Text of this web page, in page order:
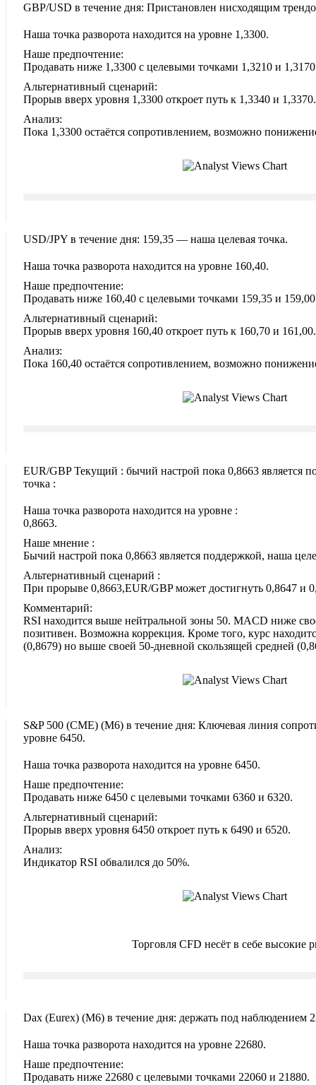
GBP/USD в течение дня: Пристановлен нисходящим
Наша точка разворота находится на уровне 1,3300.
Наше предпочтение:
Продавать ниже 1,3300 с целевыми точками 1,3210 и
Альтернативный сценарий:
Прорыв вверх уровня 1,3300 откроет путь к 1,3340 и 1,3370.
Анализ:
Пока 1,3300 остаётся сопротивлением, возможно
USD/JPY в течение дня: 159,35 — наша целевая точка.
Наша точка разворота находится на уровне 160,40.
Наше предпочтение:
Продавать ниже 160,40 с целевыми точками 159,35 и
Альтернативный сценарий:
Прорыв вверх уровня 160,40 откроет путь к 160,70 и 161,00.
Анализ:
Пока 160,40 остаётся сопротивлением, возможно
EUR/GBP Текущий : бычий настрой пока 0,8663 является
точка :
Наша точка разворота находится на уровне :
0,8663.
Наше мнение :
Бычий настрой пока 0,8663 является поддержкой, наша
Альтернативный сценарий :
При прорыве 0,8663,EUR/GBP может достигнуть 0,8647 и
Комментарий:
RSI находится выше нейтральной зоны 50. MACD ниже
позитивен. Возможна коррекция. Кроме того, курс
(0,8679) но выше своей 50-дневной скользящей средней
S&P 500 (CME)‎ (M6)‎ в течение дня: Ключевая линия
уровне 6450.
Наша точка разворота находится на уровне 6450.
Наше предпочтение:
Продавать ниже 6450 с целевыми точками 6360 и 6320.
Альтернативный сценарий:
Прорыв вверх уровня 6450 откроет путь к 6490 и 6520.
Анализ:
Индикатор RSI обвалился до 50%.
Торговля CFD несёт в себе высокие
Dax (Eurex)‎ (M6)‎ в течение дня: держать под наблюдением
Наша точка разворота находится на уровне 22680.
Наше предпочтение:
Продавать ниже 22680 с целевыми точками 22060 и 21880.